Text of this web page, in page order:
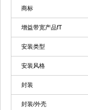
商标
增益带宽产品fT
安装类型
安装风格
封装
封装/外壳